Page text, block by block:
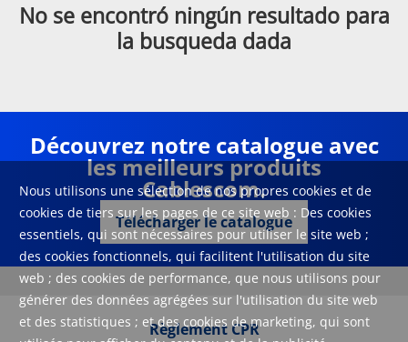
Nous utilisons une sélection de nos propres cookies et de
cookies de tiers sur les pages de ce site web : Des cookies
essentiels, qui sont nécessaires pour utiliser le site web ;
des cookies fonctionnels, qui facilitent l'utilisation du site
web ; des cookies de performance, que nous utilisons pour
générer des données agrégées sur l'utilisation du site web
et des statistiques ; et des cookies de marketing, qui sont
No se encontró ningún resultado para
la busqueda dada
Découvrez notre catalogue avec
les meilleurs produits
Cablescom.
Télécharger le catalogue
Règlement CPR